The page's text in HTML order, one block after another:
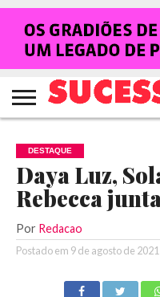
HOME
NOTÍCIAS
SHOWS
ENTREVISTAS
CLIQUES
RANKING
CROWLEY
TV
SUCESSO!
REVISTA
SUCESSO!
DESTAQUE
Daya Luz,
Rebecca
Por Redacao
Postado em 9 de agosto de 2021